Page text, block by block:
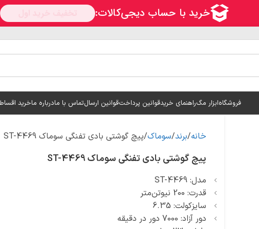
فروشگاهابزار مگراهنمای خریدقوانین پرداختقوانین ارسالتماس با مادرباره ماخرید
خانه برند سوماک پیچ گوشتی بادی تفنگی سوماک ST-4469
پیچ گوشتی بادی تفنگی سوماک ST-4469
مدل: ST-4469
قدرت: 200 نیوتن‌متر
سایزکولت: 6.35
دور آزاد: 7000 دور در دقیقه